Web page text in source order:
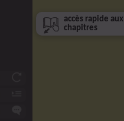
accès rapide aux
chapitres